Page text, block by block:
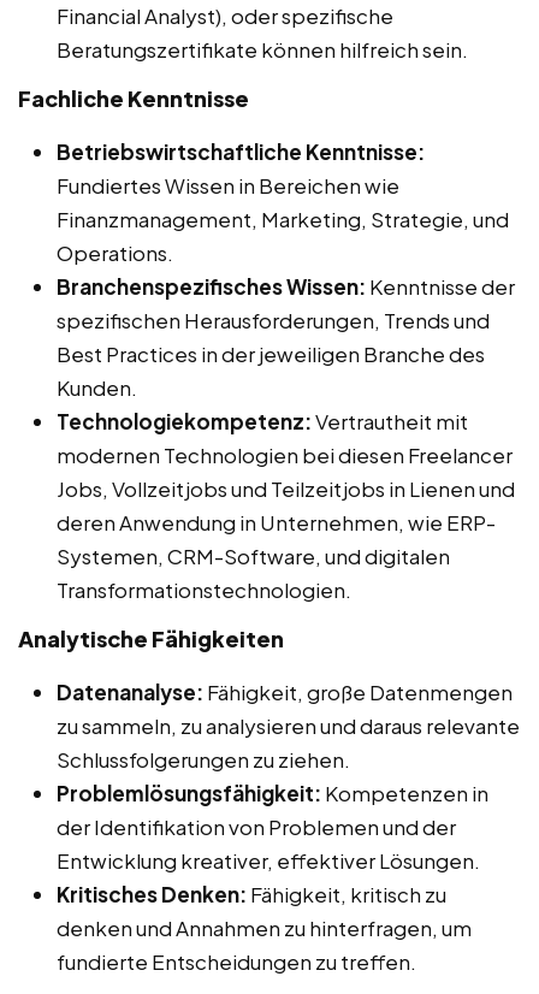
Financial Analyst), oder spezifische
Beratungszertifikate können hilfreich sein.
Fachliche Kenntnisse
Betriebswirtschaftliche Kenntnisse:
Fundiertes Wissen in Bereichen wie
Finanzmanagement, Marketing, Strategie, und
Operations.
Branchenspezifisches Wissen: Kenntnisse der
spezifischen Herausforderungen, Trends und
Best Practices in der jeweiligen Branche des
Kunden.
Technologiekompetenz:Vertrautheit mit
modernen Technologien bei diesen Freelancer
Jobs, Vollzeitjobs und Teilzeitjobs in Lienen und
deren Anwendung in Unternehmen, wie ERP-
Systemen, CRM-Software, und digitalen
Transformationstechnologien.
Analytische Fähigkeiten
Datenanalyse: Fähigkeit, große Datenmengen
zu sammeln, zu analysieren und daraus relevante
Schlussfolgerungen zu ziehen.
Problemlösungsfähigkeit: Kompetenzen in
der Identifikation von Problemen und der
Entwicklung kreativer, effektiver Lösungen.
Kritisches Denken: Fähigkeit, kritisch zu
denken und Annahmen zu hinterfragen, um
fundierte Entscheidungen zu treffen.